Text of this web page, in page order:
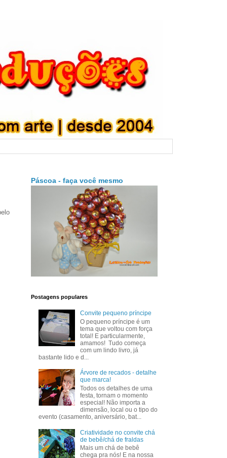
Páscoa - faça você mesmo
Postagens populares
Convite pequeno príncipe
O pequeno príncipe é um
tema que voltou com força
total! E particularmente,
amamos! Tudo começa
com um lindo livro, já
bastante lido e d...
Árvore de recados - detalhe
que marca!
Todos os detalhes de uma
festa, tornam o momento
especial! Não importa a
dimensão, local ou o tipo do
evento (casamento, aniversário, bat...
Criatividade no convite chá
de bebê/chá de fraldas
Mais um chá de bebê
chega pra nós! E na nossa